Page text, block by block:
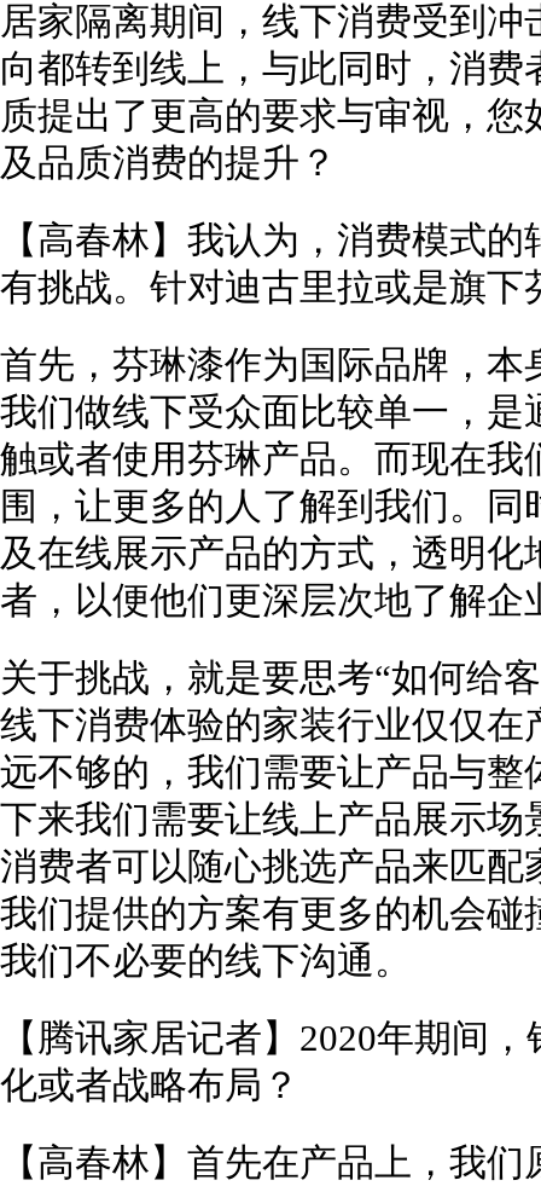
居家隔离期间，线下消费受到
向都转到线上，与此同时，消
质提出了更高的要求与审视，
及品质消费的提升？
【高春林】我认为，消费模式
有挑战。针对迪古里拉或是旗
首先，芬琳漆作为国际品牌，
我们做线下受众面比较单一，
触或者使用芬琳产品。而现在
围，让更多的人了解到我们。
及在线展示产品的方式，透明
者，以便他们更深层次地了解
关于挑战，就是要思考“如何给
线下消费体验的家装行业仅仅
远不够的，我们需要让产品与
下来我们需要让线上产品展示
消费者可以随心挑选产品来匹
我们提供的方案有更多的机会
我们不必要的线下沟通。
【腾讯家居记者】2020年期间
化或者战略布局？
【高春林】首先在产品上，我